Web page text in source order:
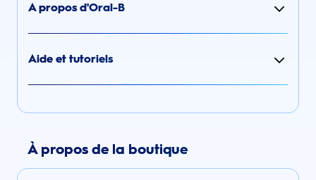
A propos d'Oral-B
Aide et tutoriels
À propos de la boutique